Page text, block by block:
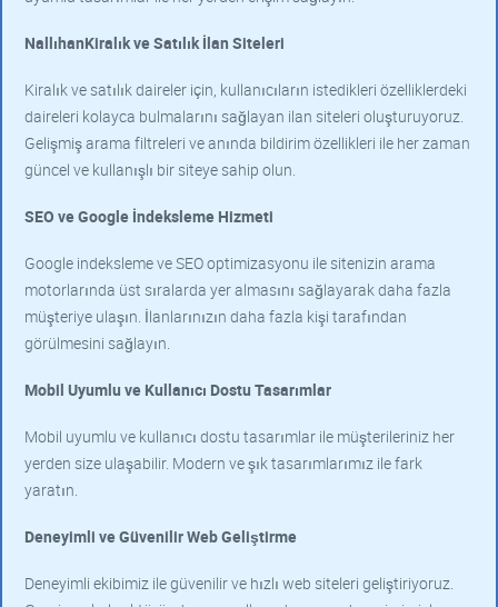
NallıhanKiralık ve Satılık İlan Siteleri
Kiralık ve satılık daireler için, kullanıcıların istedikleri özelliklerdeki
daireleri kolayca bulmalarını sağlayan ilan siteleri oluşturuyoruz.
Gelişmiş arama filtreleri ve anında bildirim özellikleri ile her zaman
güncel ve kullanışlı bir siteye sahip olun.
SEO ve Google İndeksleme Hizmeti
Google indeksleme ve SEO optimizasyonu ile sitenizin arama
motorlarında üst sıralarda yer almasını sağlayarak daha fazla
müşteriye ulaşın. İlanlarınızın daha fazla kişi tarafından
görülmesini sağlayın.
Mobil Uyumlu ve Kullanıcı Dostu Tasarımlar
Mobil uyumlu ve kullanıcı dostu tasarımlar ile müşterileriniz her
yerden size ulaşabilir. Modern ve şık tasarımlarımız ile fark
yaratın.
Deneyimli ve Güvenilir Web Geliştirme
Deneyimli ekibimiz ile güvenilir ve hızlı web siteleri geliştiriyoruz.